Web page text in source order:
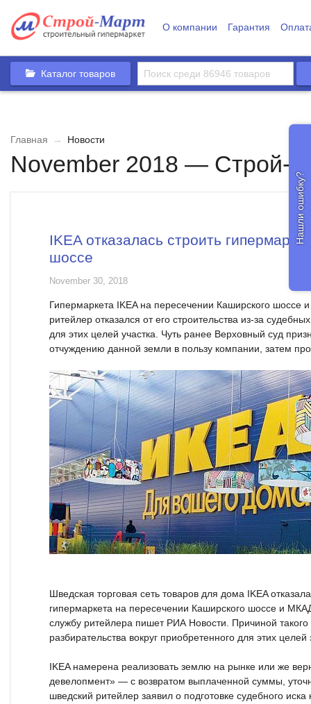
О компании Гарантия
Каталог товаров
Главная → Новости
November 2018 — Строй-
IKEA отказалась строить
шоссе
November 30, 2018
Гипермаркета IKEA на пересечении Каширского шоссе
ритейлер отказался от его строительства из-за
для этих целей участка. Чуть ранее Верховный суд
отчуждению данной земли в пользу компании, затем
Шведская торговая сеть товаров для дома IKEA
гипермаркета на пересечении Каширского шоссе и
службу ритейлера пишет РИА Новости. Причиной
разбирательства вокруг приобретенного для этих целей
IKEA намерена реализовать землю на рынке или же
девелопмент» — с возвратом выплаченной суммы,
шведский ритейлер заявил о подготовке судебного
Нашли ошибку?